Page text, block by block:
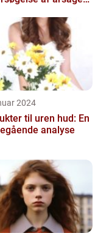
2024
til uren hud: En
analyse